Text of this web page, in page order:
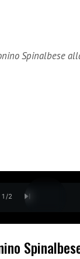
Spinalbese
1 /2